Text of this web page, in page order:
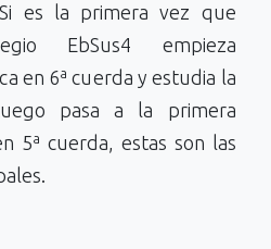
es la primera vez que
EbSus4 empieza
en 6ª cuerda y estudia la
pasa a la primera
5ª cuerda, estas son las